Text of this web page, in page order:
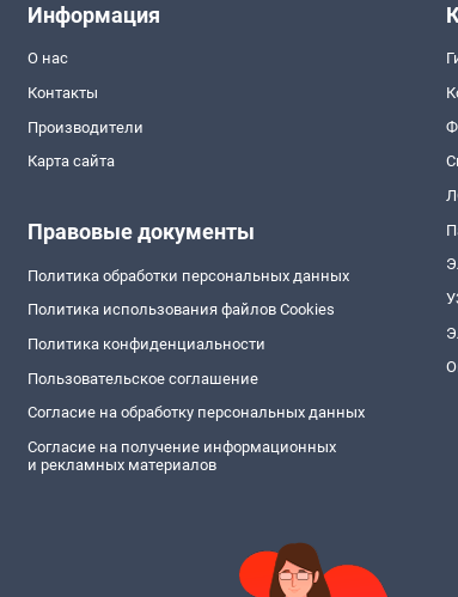
Информация
О нас
Контакты
Производители
Карта сайта
Правовые документы
Политика обработки персональных данных
Политика использования файлов Cookies
Политика конфиденциальности
Пользовательское соглашение
Согласие на обработку персональных данных
Согласие на получение информационных
и рекламных материалов